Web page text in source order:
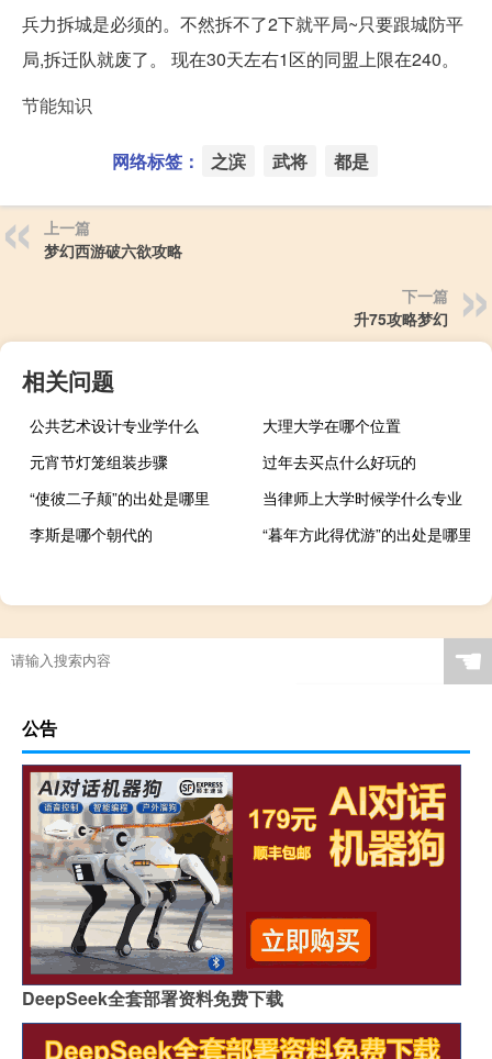
兵力拆城是必须的。不然拆不了2下就平局~只要跟城防平
局,拆迁队就废了。 现在30天左右1区的同盟上限在240。
节能知识
网络标签： 之滨 武将 都是
上一篇
梦幻西游破六欲攻略
下一篇
升75攻略梦幻
相关问题
公共艺术设计专业学什么
大理大学在哪个位置
元宵节灯笼组装步骤
过年去买点什么好玩的
“使彼二子颠”的出处是哪里
当律师上大学时候学什么专业
李斯是哪个朝代的
“暮年方此得优游”的出处是哪里
☚
公告
DeepSeek全套部署资料免费下载